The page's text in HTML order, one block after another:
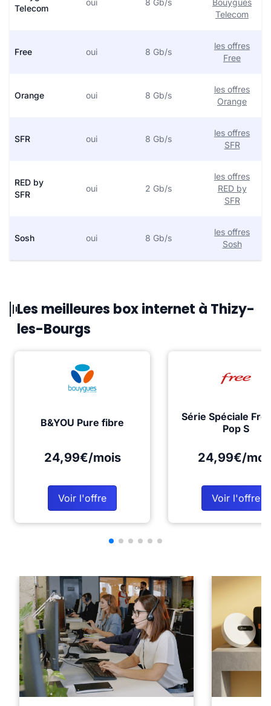
Telecom
oui 8 Gb/s
Bouygues
Telecom
Free oui 8 Gb/s
les offres
Free
Orange oui 8 Gb/s
les offres
Orange
SFR oui 8 Gb/s
les offres
SFR
RED by
SFR
oui 2 Gb/s
les offres
RED by
SFR
Sosh oui 8 Gb/s
les offres
Sosh
Les meilleures box internet à Thizy-
les-Bourgs
B&YOU Pure fibre
24,99€/mois
Voir l'offre
Série Spéciale
Pop S
24,99€/
Voir l'offre